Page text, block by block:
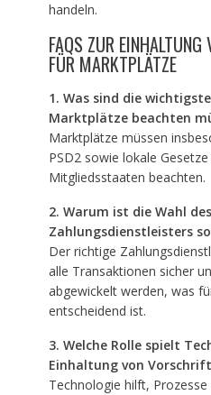
handeln.
FAQS ZUR EINHALTUNG
FÜR MARKTPLÄTZE
1. Was sind die
Marktplätze beachten
Marktplätze müssen
PSD2 sowie lokale
Mitgliedsstaaten beachten.
2. Warum ist die Wahl
Zahlungsdienstleisters
Der richtige
alle Transaktionen sicher
abgewickelt werden, was
entscheidend ist.
3. Welche Rolle spielt
Einhaltung von
Technologie hilft,